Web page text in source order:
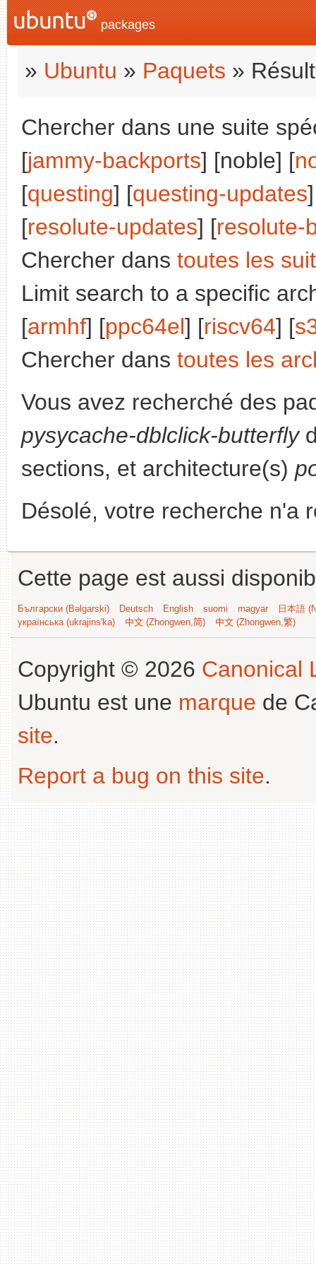
packages
» Ubuntu » Paquets »
Chercher dans une suite
[jammy-backports] [noble] [
[questing] [questing-updates
[resolute-updates] [resolute-
Chercher dans toutes les
Limit search to a specific
[armhf] [ppc64el] [riscv64] [
Chercher dans toutes les
Vous avez recherché des
pysycache-dblclick-butterfly
sections, et architecture(s)
Désolé, votre recherche n'a
Cette page est aussi
Български (Bəlgarski) Deutsch English suomi magyar
日本語
українська (ukrajins'ka)
中文 (Zhongwen,简) 中文 (Zhongwen,繁)
Copyright © 2026 Canonical
Ubuntu est une marque de
site.
Report a bug on this site.